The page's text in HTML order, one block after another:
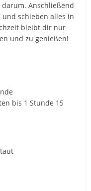
Anschließend
schieben alles in
bleibt dir nur
und zu genießen!
bis 1 Stunde 15